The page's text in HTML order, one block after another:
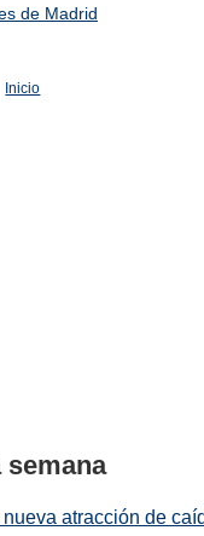
de Madrid
Inicio
semana
atracción de